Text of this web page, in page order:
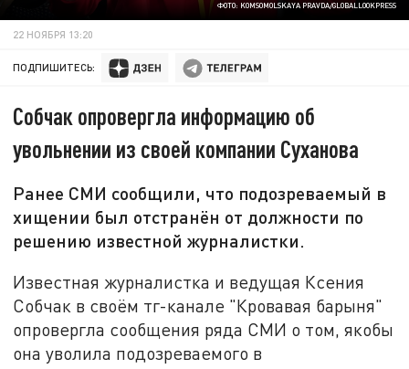
ФОТО: KOMSOMOLSKAYA PRAVDA/GLOBALLOOKPRESS
22 НОЯБРЯ 13:20
ПОДПИШИТЕСЬ:
Собчак опровергла информацию об
увольнении из своей компании Суханова
Ранее СМИ сообщили, что подозреваемый в
хищении был отстранён от должности по
решению известной журналистки.
Известная журналистка и ведущая Ксения
Собчак в своём тг-канале "Кровавая барыня"
опровергла сообщения ряда СМИ о том, якобы
она уволила подозреваемого в